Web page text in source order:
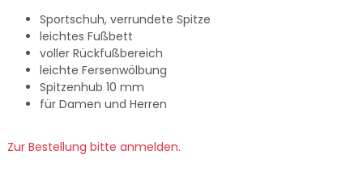
Sportschuh, verrundete Spitze
leichtes Fußbett
voller Rückfußbereich
leichte Fersenwölbung
Spitzenhub 10 mm
für Damen und Herren
Zur Bestellung bitte anmelden.